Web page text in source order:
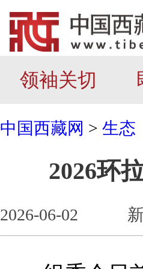
领袖关切
中国西藏网 > 生态
2026环
2026-06-02